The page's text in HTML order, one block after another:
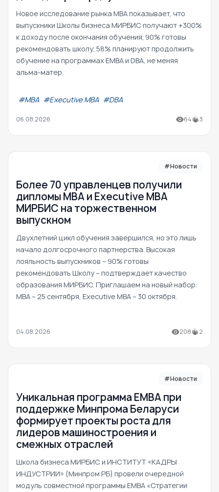
Новое исследование рынка MBA показывает, что
выпускники Школы бизнеса МИРБИС получают +300%
к доходу после окончания обучения; 90% готовы
рекомендовать школу; 58% планируют продолжить
обучение на программах EMBA и DBA, не меняя
альма-матер.
#МВА #Executive MBA #DBA
06.08.2026 64 3
#Новости
Более 70 управленцев получили
дипломы MBA и Executive MBA
МИРБИС на торжественном
выпускном
Двухлетний цикл обучения завершился, но это лишь
начало долгосрочного партнерства. Высокая
лояльность выпускников – 90% готовы
рекомендовать Школу – подтверждает качество
образования МИРБИС. Приглашаем на новый набор:
MBA – 25 сентября, Executive MBA – 30 октября.
04.08.2026 208 2
#Новости
Уникальная программа ЕМВА при
поддержке Минпрома Беларуси
формирует проекты роста для
лидеров машиностроения и
смежных отраслей
Школа бизнеса МИРБИС и ИНСТИТУТ «КАДРЫ
ИНДУСТРИИ» (Минпром РБ) провели очередной
модуль совместной программы EMBA «Стратегии